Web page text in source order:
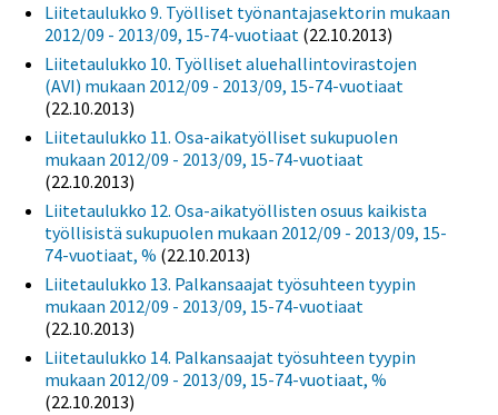
Liitetaulukko 9. Työlliset työnantajasektorin mukaan
2012/09 - 2013/09, 15-74-vuotiaat (22.10.2013)
Liitetaulukko 10. Työlliset aluehallintovirastojen
(AVI) mukaan 2012/09 - 2013/09, 15-74-vuotiaat
(22.10.2013)
Liitetaulukko 11. Osa-aikatyölliset sukupuolen
mukaan 2012/09 - 2013/09, 15-74-vuotiaat
(22.10.2013)
Liitetaulukko 12. Osa-aikatyöllisten osuus kaikista
työllisistä sukupuolen mukaan 2012/09 - 2013/09, 15-
74-vuotiaat, % (22.10.2013)
Liitetaulukko 13. Palkansaajat työsuhteen tyypin
mukaan 2012/09 - 2013/09, 15-74-vuotiaat
(22.10.2013)
Liitetaulukko 14. Palkansaajat työsuhteen tyypin
mukaan 2012/09 - 2013/09, 15-74-vuotiaat, %
(22.10.2013)